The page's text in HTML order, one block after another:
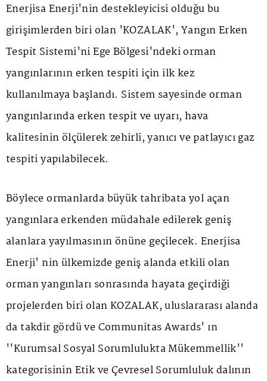
Enerjisa Enerji'nin destekleyicisi olduğu bu
girişimlerden biri olan 'KOZALAK', Yangın Erken
Tespit Sistemi'ni Ege Bölgesi'ndeki orman
yangınlarının erken tespiti için ilk kez
kullanılmaya başlandı. Sistem sayesinde orman
yangınlarında erken tespit ve uyarı, hava
kalitesinin ölçülerek zehirli, yanıcı ve patlayıcı gaz
tespiti yapılabilecek.
Böylece ormanlarda büyük tahribata yol açan
yangınlara erkenden müdahale edilerek geniş
alanlara yayılmasının önüne geçilecek. Enerjisa
Enerji' nin ülkemizde geniş alanda etkili olan
orman yangınları sonrasında hayata geçirdiği
projelerden biri olan KOZALAK, uluslararası alanda
da takdir gördü ve Communitas Awards' ın
''Kurumsal Sosyal Sorumlulukta Mükemmellik''
kategorisinin Etik ve Çevresel Sorumluluk dalının